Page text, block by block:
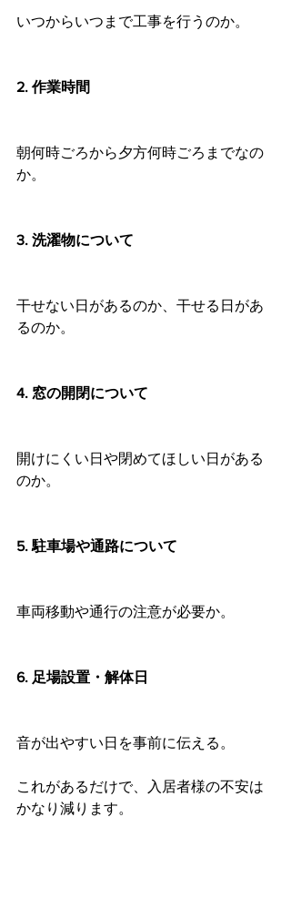
いつからいつまで工事を行うのか。
2. 作業時間
朝何時ごろから夕方何時ごろまでなの
か。
3. 洗濯物について
干せない日があるのか、干せる日があ
るのか。
4. 窓の開閉について
開けにくい日や閉めてほしい日がある
のか。
5. 駐車場や通路について
車両移動や通行の注意が必要か。
6. 足場設置・解体日
音が出やすい日を事前に伝える。
これがあるだけで、入居者様の不安は
かなり減ります。